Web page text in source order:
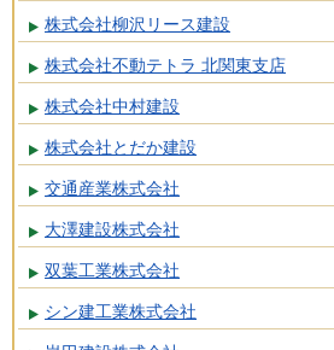
株式会社柳沢リース建設
株式会社不動テトラ 北関東支店
株式会社中村建設
株式会社とだか建設
交通産業株式会社
大澤建設株式会社
双葉工業株式会社
シン建工業株式会社